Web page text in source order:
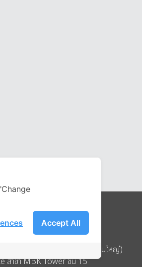
ท อิกไนท์ เอ สตาร์ จำกัด (สำนักงานใหญ่)
สาขา MBK Tower ชั้น 15
Accept All